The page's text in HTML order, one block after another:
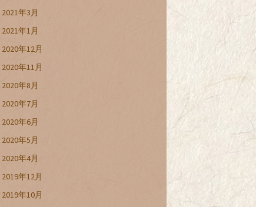
2021年3月
2021年1月
2020年12月
2020年11月
2020年8月
2020年7月
2020年6月
2020年5月
2020年4月
2019年12月
2019年10月